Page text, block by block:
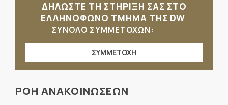
ΔΗΛΩΣΤΕ ΤΗ ΣΤΗΡΙΞΗ ΣΑΣ ΣΤΟ
ΕΛΛΗΝΟΦΩΝΟ ΤΜΗΜΑ ΤΗΣ DW
ΣΥΝΟΛΟ ΣΥΜΜΕΤΟΧΩΝ:
ΣΥΜΜΕΤΟΧΗ
ΡΟΗ ΑΝΑΚΟΙΝΩΣΕΩΝ